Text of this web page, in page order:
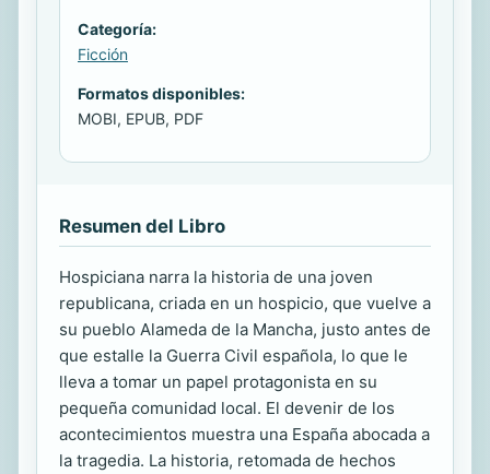
Categoría:
Ficción
Formatos disponibles:
MOBI, EPUB, PDF
Resumen del Libro
Hospiciana narra la historia de una joven
republicana, criada en un hospicio, que vuelve a
su pueblo Alameda de la Mancha, justo antes de
que estalle la Guerra Civil española, lo que le
lleva a tomar un papel protagonista en su
pequeña comunidad local. El devenir de los
acontecimientos muestra una España abocada a
la tragedia. La historia, retomada de hechos